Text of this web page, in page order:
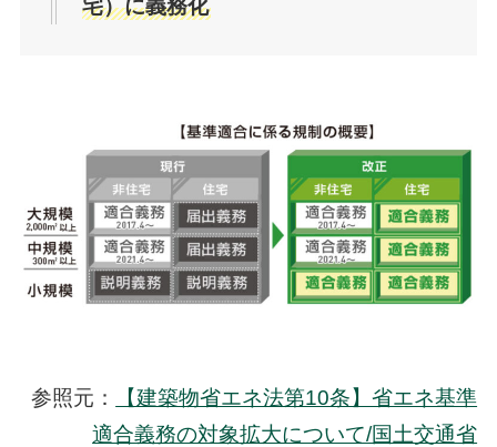
宅）に義務化
参照元：
【建築物省エネ法第10条】省エネ基準
適合義務の対象拡大について/国土交通省